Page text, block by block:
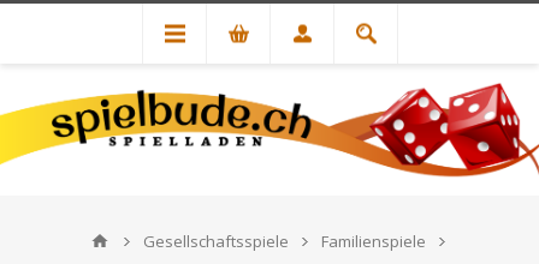
Gesellschaftsspiele
Familienspiele